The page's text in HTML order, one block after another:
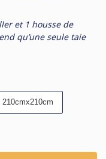
et 1 housse de
qu’une seule taie
210cmx210cm